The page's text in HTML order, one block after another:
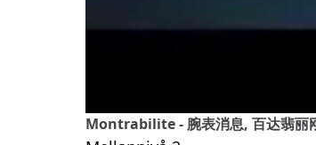
Montrabilite - 腕表消息, 百达翡丽